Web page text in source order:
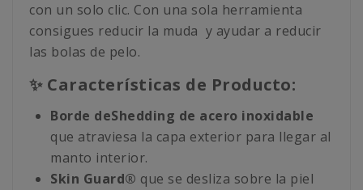
con un solo clic. Con una sola herramienta
consigues reducir la muda y ayudar a reducir
las bolas de pelo.
✨ Características de Producto:
Borde deShedding de acero inoxidable
que atraviesa la capa exterior para llegar al
manto interior.
Skin Guard® que se desliza sobre la piel